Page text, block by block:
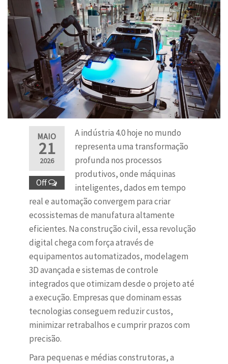
MAIO
21
2026
Off
A indústria 4.0 hoje no mundo
representa uma transformação
profunda nos processos
produtivos, onde máquinas
inteligentes, dados em tempo
real e automação convergem para criar
ecossistemas de manufatura altamente
eficientes. Na construção civil, essa revolução
digital chega com força através de
equipamentos automatizados, modelagem
3D avançada e sistemas de controle
integrados que otimizam desde o projeto até
a execução. Empresas que dominam essas
tecnologias conseguem reduzir custos,
minimizar retrabalhos e cumprir prazos com
precisão.
Para pequenas e médias construtoras, a